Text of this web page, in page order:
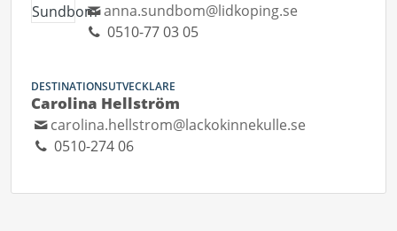
anna.sundbom@lidkoping.se
0510-77 03 05
DESTINATIONSUTVECKLARE
Carolina Hellström
carolina.hellstrom@lackokinnekulle.se
0510-274 06